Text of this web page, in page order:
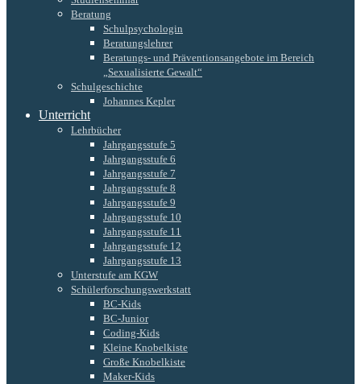
Beratung
Schulpsychologin
Beratungslehrer
Beratungs- und Präventionsangebote im Bereich
„Sexualisierte Gewalt“
Schulgeschichte
Johannes Kepler
Unterricht
Lehrbücher
Jahrgangsstufe 5
Jahrgangsstufe 6
Jahrgangsstufe 7
Jahrgangsstufe 8
Jahrgangsstufe 9
Jahrgangsstufe 10
Jahrgangsstufe 11
Jahrgangsstufe 12
Jahrgangsstufe 13
Unterstufe am KGW
Schülerforschungswerkstatt
BC-Kids
BC-Junior
Coding-Kids
Kleine Knobelkiste
Große Knobelkiste
Maker-Kids